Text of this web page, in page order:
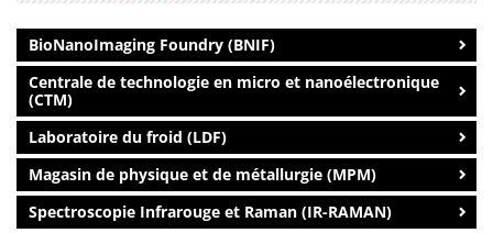
BioNanoImaging Foundry (BNIF)
Centrale de technologie en micro et nanoélectronique
(CTM)
Laboratoire du froid (LDF)
Magasin de physique et de métallurgie (MPM)
Spectroscopie Infrarouge et Raman (IR-RAMAN)